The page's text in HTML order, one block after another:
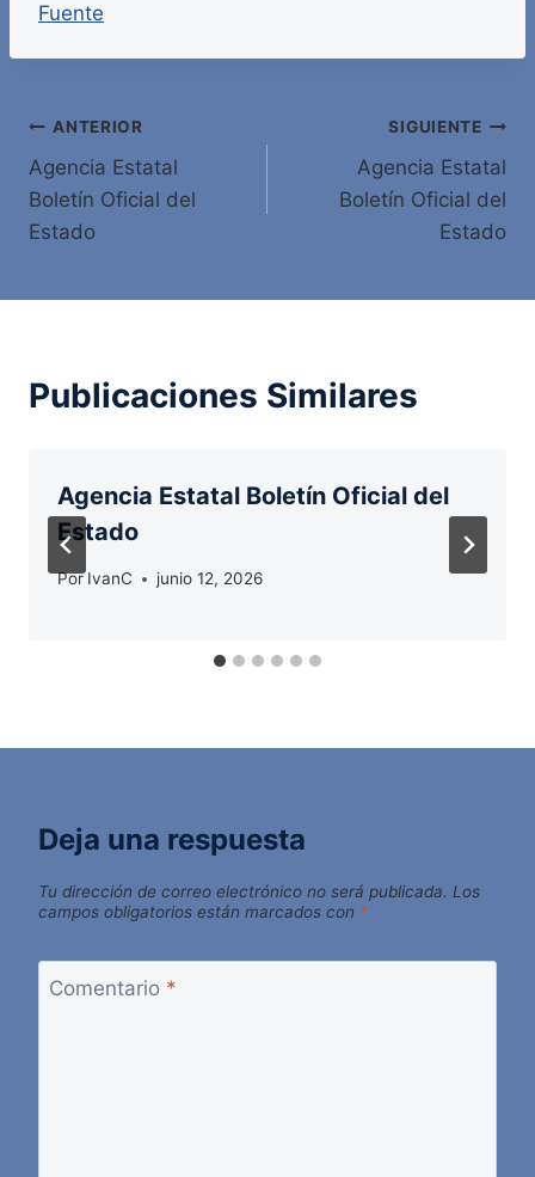
Fuente
Navegación
de
entradas
ANTERIOR
Agencia Estatal
Boletín Oficial del
Estado
SIGUIENTE
Agencia Estatal
Boletín Oficial del
Estado
Publicaciones Similares
Agencia Estatal Boletín Oficial del
Estado
Por IvanC junio 12, 2026
Deja una respuesta
Tu dirección de correo electrónico no será publicada. Los
campos obligatorios están marcados con *
Comentario *